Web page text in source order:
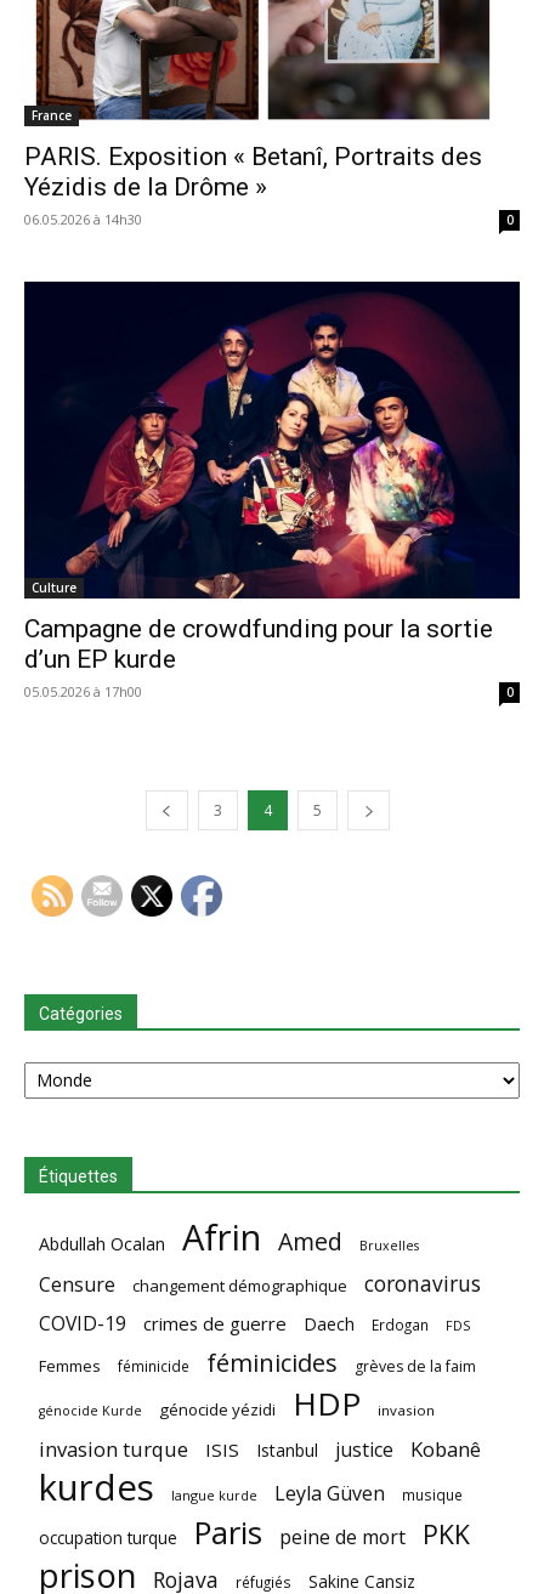
France
PARIS. Exposition « Betanî, Portraits des
Yézidis de la Drôme »
06.05.2026 à 14h30 0
Culture
Campagne de crowdfunding pour la sortie
d’un EP kurde
05.05.2026 à 17h00 0
3 4 5
Catégories
Catégories
Étiquettes
Abdullah Ocalan Afrin Amed Bruxelles
Censure changement démographique coronavirus
COVID-19 crimes de guerre Daech Erdogan FDS
Femmes féminicide féminicides grèves de la faim
génocide Kurde génocide yézidi HDP invasion
invasion turque ISIS Istanbul justice Kobanê
kurdes langue kurde Leyla Güven musique
occupation turque Paris peine de mort PKK
prison Rojava réfugiés Sakine Cansiz